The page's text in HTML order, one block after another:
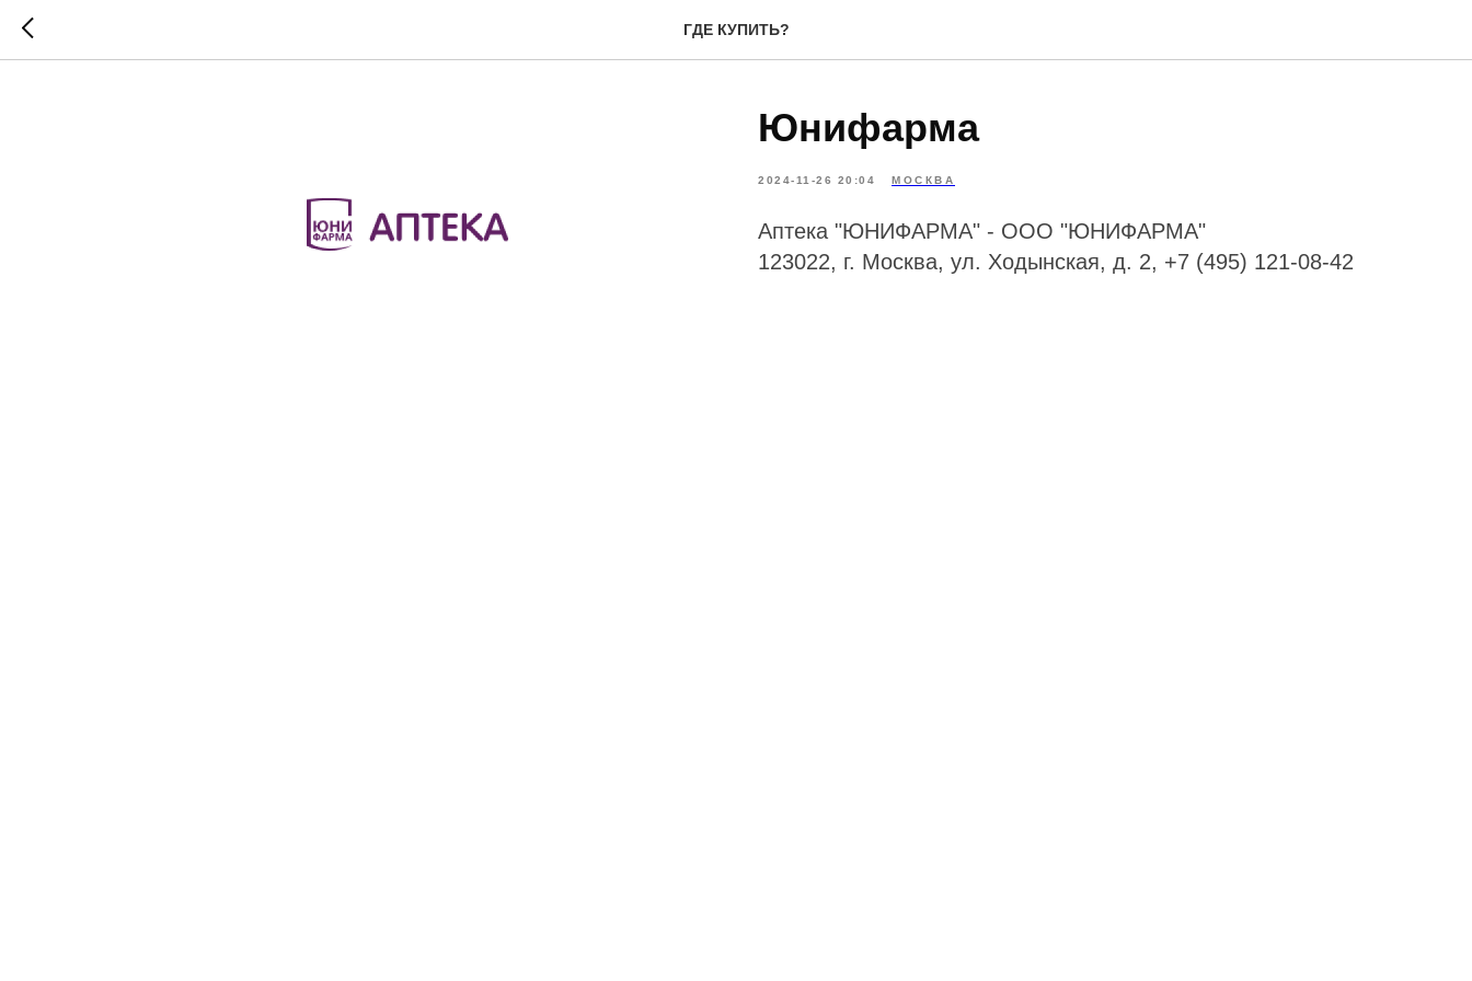
ГДЕ КУПИТЬ?
Юнифарма
2024-11-26 20:04 МОСКВА
Аптека "ЮНИФАРМА" - ООО "ЮНИФАРМА"
123022, г. Москва, ул. Ходынская, д. 2, +7 (495) 121-08-42